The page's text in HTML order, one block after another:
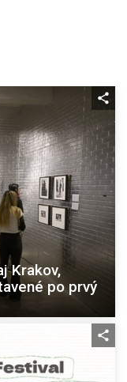
Krakov,
po prvý